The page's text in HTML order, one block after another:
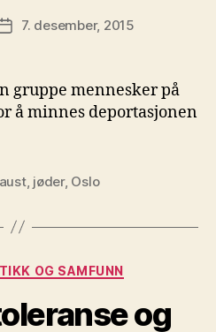
Publiseringsdato
7. desember, 2015
gruppe mennesker på
å minnes deportasjonen
, jøder, Oslo
Kategorier
OG SAMFUNN
og